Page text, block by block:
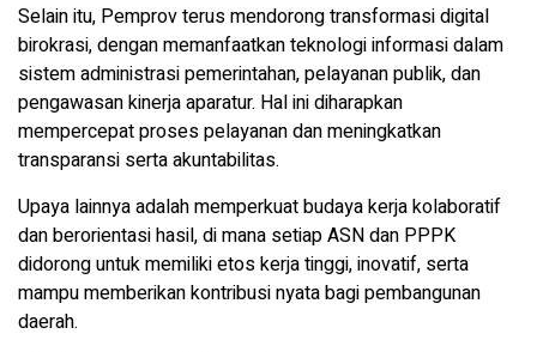
Selain itu, Pemprov terus mendorong transformasi digital
birokrasi, dengan memanfaatkan teknologi informasi dalam
sistem administrasi pemerintahan, pelayanan publik, dan
pengawasan kinerja aparatur. Hal ini diharapkan
mempercepat proses pelayanan dan meningkatkan
transparansi serta akuntabilitas.
Upaya lainnya adalah memperkuat budaya kerja kolaboratif
dan berorientasi hasil, di mana setiap ASN dan PPPK
didorong untuk memiliki etos kerja tinggi, inovatif, serta
mampu memberikan kontribusi nyata bagi pembangunan
daerah.